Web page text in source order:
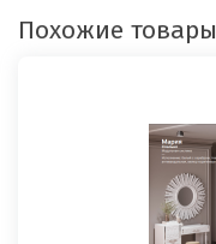
Похожие товары